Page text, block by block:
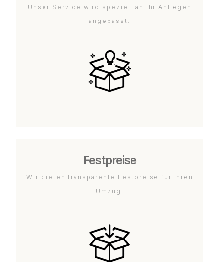
Unser Service wird speziell an Ihr Anliegen
angepasst.
Festpreise
Wir bieten transparente Festpreise für Ihren
Umzug.